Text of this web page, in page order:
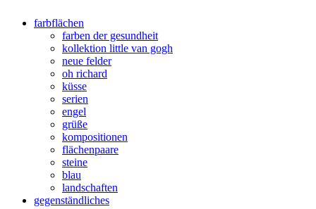
farbflächen
farben der gesundheit
kollektion little van gogh
neue felder
oh richard
küsse
serien
engel
grüße
kompositionen
flächenpaare
steine
blau
landschaften
gegenständliches